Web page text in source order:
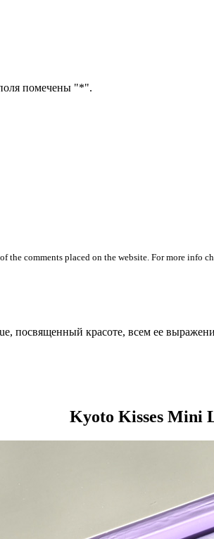
помечены "*".
the comments placed on the website. For more
посвященный красоте, всем ее
Kyoto Kisses Mini